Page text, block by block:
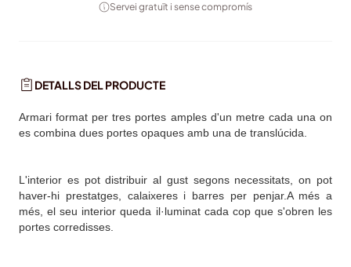
Servei gratuït i sense compromís
DETALLS DEL PRODUCTE
Armari format per tres portes amples d'un metre cada una on
es combina dues portes opaques amb una de translúcida.
L'interior es pot distribuir al gust segons necessitats, on pot
haver-hi prestatges, calaixeres i barres per penjar.A més a
més, el seu interior queda il·luminat cada cop que s'obren les
portes corredisses.